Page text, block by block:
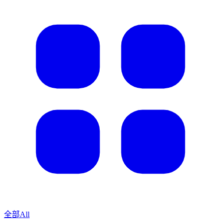
全部All